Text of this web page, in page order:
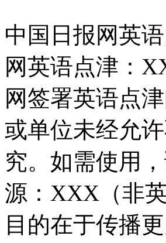
中国日报网英
网英语点津：
网签署英语点
或单位未经允
究。如需使用
源：XXX（非
目的在于传播